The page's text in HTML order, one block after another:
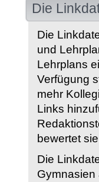
Die
Die
und
Lehrplans
Verfügung
mehr
Links
bewertet
Die
Gymnasien